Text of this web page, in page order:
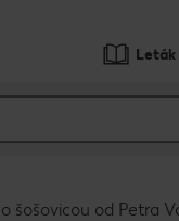
Leták
šošovicou od Petra